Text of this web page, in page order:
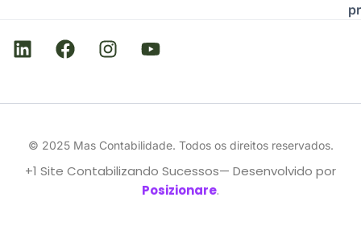
© 2025 Mas Contabilidade. Todos os direitos reservados.
+1 Site Contabilizando Sucessos— Desenvolvido por
Posizionare.